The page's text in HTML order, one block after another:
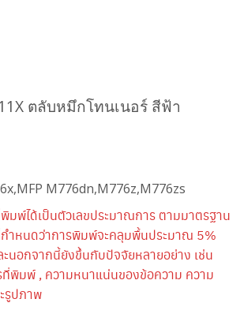
ตลับหมึกโทนเนอร์ สีฟ้า
M776dn,M776z,M776zs
พ์ได้เป็นตัวเลขประมาณการ ตามมาตรฐาน
ำหนดว่าการพิมพ์จะคลุมพื้นประมาณ 5%
นอกจากนี้ยังขึ้นกับปัจจัยหลายอย่าง เช่น
พิมพ์ , ความหนาแน่นของข้อความ ความ
รูปภาพ